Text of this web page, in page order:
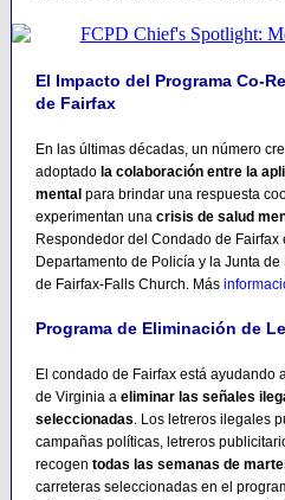
El Impacto del Programa Co-
de Fairfax
En las últimas décadas, un número
adoptado la colaboración entre la
mental para brindar una respuesta
experimentan una crisis de salud
Respondedor del Condado de Fairfax
Departamento de Policía y la Junta
de Fairfax-Falls Church. Más
Programa de Eliminación de
El condado de Fairfax está ayudando
de Virginia a eliminar las señales
seleccionadas. Los letreros ilegales
campañas políticas, letreros
recogen todas las semanas de
carreteras seleccionadas en el